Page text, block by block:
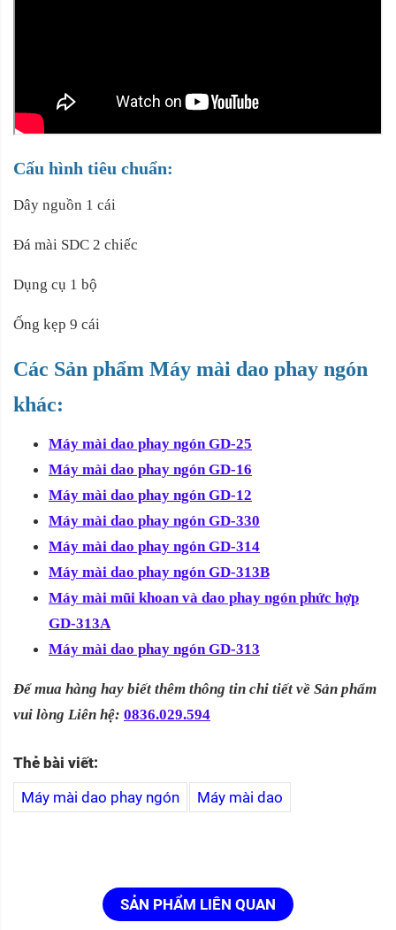
Cấu hình tiêu chuẩn:
Dây nguồn 1 cái
Đá mài SDC 2 chiếc
Dụng cụ 1 bộ
Ống kẹp 9 cái
Các Sản phẩm Máy mài dao phay ngón
khác:
Máy mài dao phay ngón GD-25
Máy mài dao phay ngón GD-16
Máy mài dao phay ngón GD-12
Máy mài dao phay ngón GD-330
Máy mài dao phay ngón GD-314
Máy mài dao phay ngón GD-313B
Máy mài mũi khoan và dao phay ngón phức hợp
GD-313A
Máy mài dao phay ngón GD-313
Để mua hàng hay biết thêm thông tin chi tiết về Sản phẩm
vui lòng Liên hệ: 0836.029.594
Thẻ bài viết:
Máy mài dao phay ngón
Máy mài dao
SẢN PHẨM LIÊN QUAN